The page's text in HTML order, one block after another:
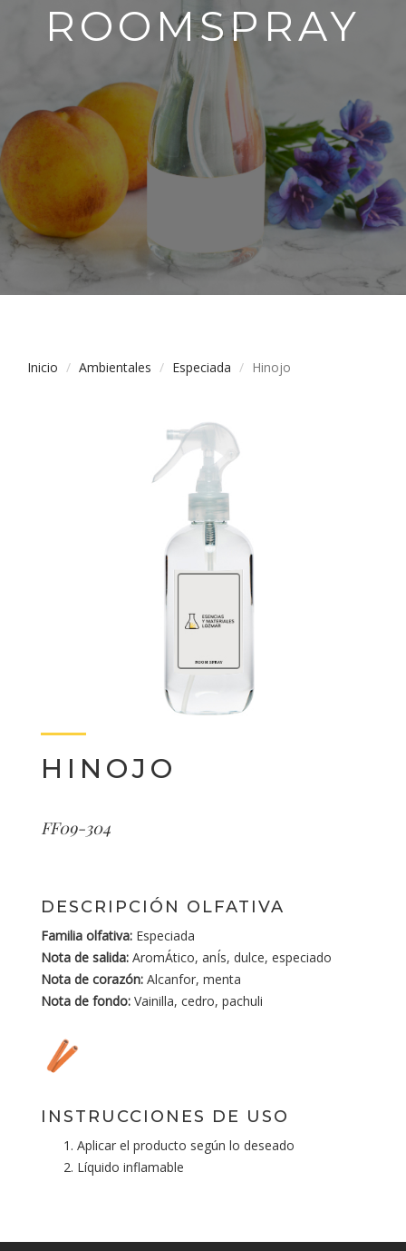
ROOMSPRAY
Inicio Ambientales Especiada Hinojo
HINOJO
FF09-304
DESCRIPCIÓN OLFATIVA
Familia olfativa: Especiada
Nota de salida: AromÁtico, anÍs, dulce, especiado
Nota de corazón: Alcanfor, menta
Nota de fondo: Vainilla, cedro, pachuli
INSTRUCCIONES DE USO
Aplicar el producto según lo deseado
Líquido inflamable